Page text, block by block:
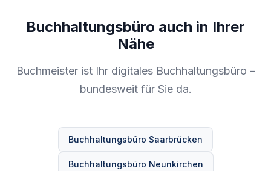
Buchhaltungsbüro auch in Ihrer
Nähe
Buchmeister ist Ihr digitales Buchhaltungsbüro –
bundesweit für Sie da.
Buchhaltungsbüro Saarbrücken
Buchhaltungsbüro Neunkirchen